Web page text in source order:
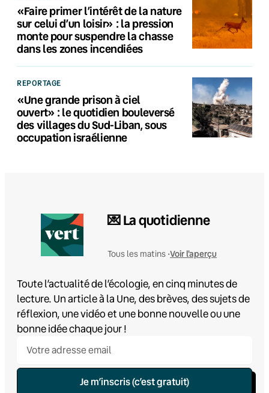
«Faire primer l’intérêt de la nature
sur celui d’un loisir» : la pression
monte pour suspendre la chasse
dans les zones incendiées
REPORTAGE
«Une grande prison à ciel
ouvert» : le quotidien bouleversé
des villages du Sud-Liban, sous
occupation israélienne
💌 La quotidienne
Tous les matins •Voir l'aperçu
Toute l’actualité de l’écologie, en cinq minutes de
lecture. Un article à la Une, des brèves, des sujets de
réflexion, une vidéo et une bonne nouvelle ou une
bonne idée chaque jour !
Je m’inscris (c’est gratuit)